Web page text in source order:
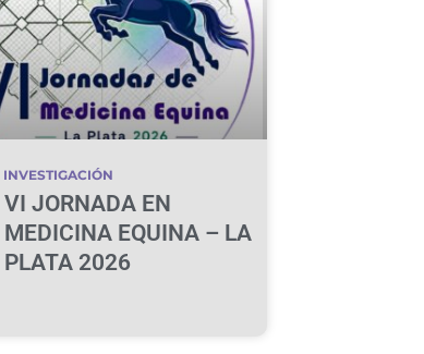
INVESTIGACIÓN
VI JORNADA EN
MEDICINA EQUINA – LA
PLATA 2026